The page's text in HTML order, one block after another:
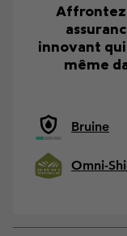
Affrontez
innovant qui
même
Bruine
Omni-